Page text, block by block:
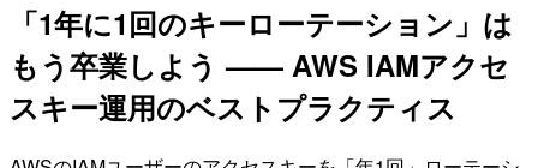
「1年に1回のキーローテーション」は
もう卒業しよう —— AWS IAMアクセ
スキー運用のベストプラクティス